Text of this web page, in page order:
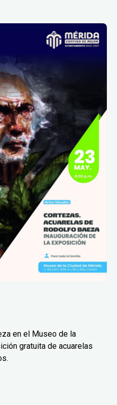
en el Museo de la
gratuita de acuarelas